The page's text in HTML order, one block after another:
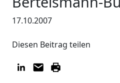
17.10.2007
Diesen Beitrag teilen